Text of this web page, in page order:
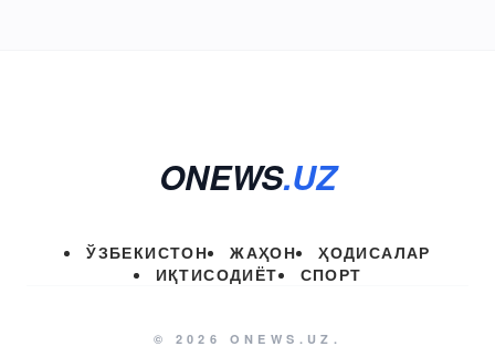
ONEWS.UZ
ЎЗБЕКИСТОН ЖАҲОН
ҲОДИСАЛАР
ИҚТИСОДИЁТ
СПОРТ
© 2026 ONEWS.UZ.